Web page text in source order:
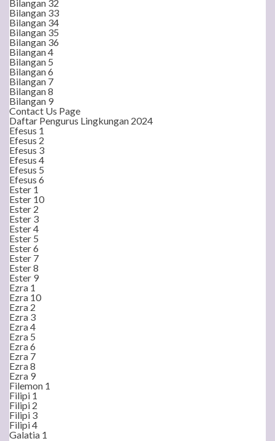
Bilangan 32
Bilangan 33
Bilangan 34
Bilangan 35
Bilangan 36
Bilangan 4
Bilangan 5
Bilangan 6
Bilangan 7
Bilangan 8
Bilangan 9
Contact Us Page
Daftar Pengurus Lingkungan 2024
Efesus 1
Efesus 2
Efesus 3
Efesus 4
Efesus 5
Efesus 6
Ester 1
Ester 10
Ester 2
Ester 3
Ester 4
Ester 5
Ester 6
Ester 7
Ester 8
Ester 9
Ezra 1
Ezra 10
Ezra 2
Ezra 3
Ezra 4
Ezra 5
Ezra 6
Ezra 7
Ezra 8
Ezra 9
Filemon 1
Filipi 1
Filipi 2
Filipi 3
Filipi 4
Galatia 1